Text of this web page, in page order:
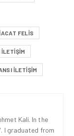
FELIS
ILETIŞIM
Kali. In the
I graduated from